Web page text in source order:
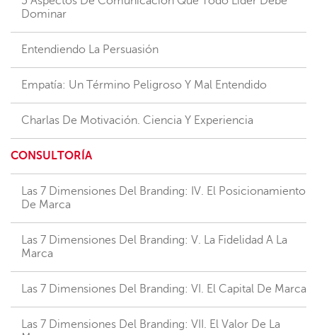
Dominar
Entendiendo La Persuasión
Empatía: Un Término Peligroso Y Mal Entendido
Charlas De Motivación. Ciencia Y Experiencia
CONSULTORÍA
Las 7 Dimensiones Del Branding: IV. El Posicionamiento
De Marca
Las 7 Dimensiones Del Branding: V. La Fidelidad A La
Marca
Las 7 Dimensiones Del Branding: VI. El Capital De Marca
Las 7 Dimensiones Del Branding: VII. El Valor De La